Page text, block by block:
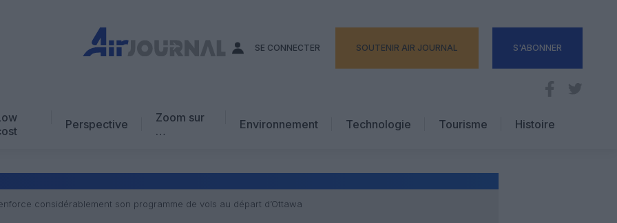
SE CONNECTER SOUTENIR AIR JOURNAL S'ABONNER
Perspective
Zoom sur
…
Avis d’expert
Environnement Technologie
Tourisme
Hôtellerie
Histoire
considérablement son programme de vols au départ d’Ottawa